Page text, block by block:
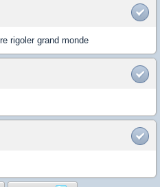
rigoler grand monde